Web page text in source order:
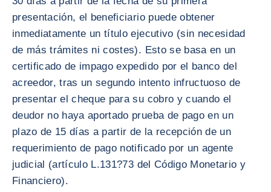
presentación, el beneficiario puede obtener
inmediatamente un título ejecutivo (sin necesidad
de más trámites ni costes). Esto se basa en un
certificado de impago expedido por el banco del
acreedor, tras un segundo intento infructuoso de
presentar el cheque para su cobro y cuando el
deudor no haya aportado prueba de pago en un
plazo de 15 días a partir de la recepción de un
requerimiento de pago notificado por un agente
judicial (artículo L.131?73 del Código Monetario y
Financiero).